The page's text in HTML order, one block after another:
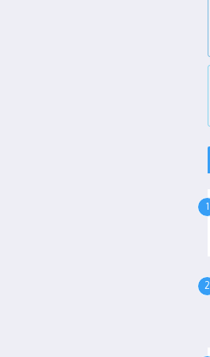
1
2